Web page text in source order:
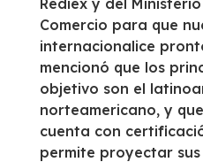
Comercio para que
internacionalice
mencionó que los
objetivo son el
norteamericano, y
cuenta con
permite proyectar